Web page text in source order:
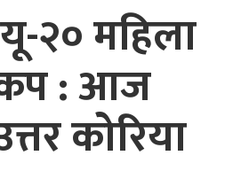
२० महिला
: आज
कोरिया